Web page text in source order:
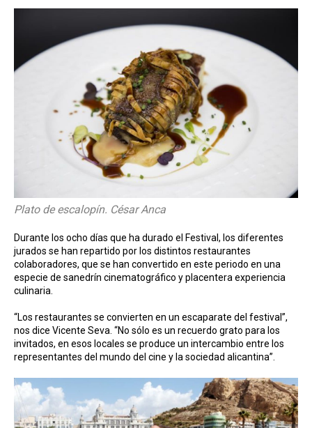
Plato de escalopín. César Anca
Durante los ocho días que ha durado el Festival, los diferentes
jurados se han repartido por los distintos restaurantes
colaboradores, que se han convertido en este periodo en una
especie de sanedrín cinematográfico y placentera experiencia
culinaria.
“Los restaurantes se convierten en un escaparate del festival”,
nos dice Vicente Seva. “No sólo es un recuerdo grato para los
invitados, en esos locales se produce un intercambio entre los
representantes del mundo del cine y la sociedad alicantina”.